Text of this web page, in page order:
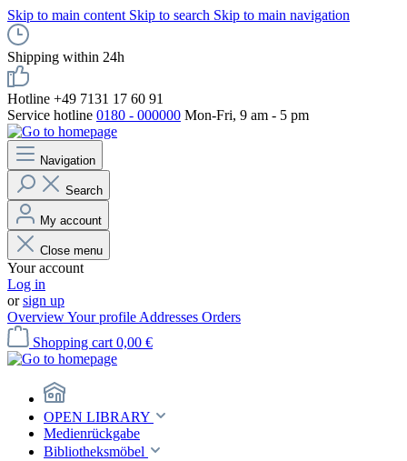
Skip to main content Skip to search Skip to main navigation
Shipping within 24h
Hotline +49 7131 17 60 91
Service hotline 0180 - 000000 Mon-Fri, 9 am - 5 pm
Navigation
Search
My account
Close menu
Your account
Log in
orsign up
OverviewYour profile Addresses Orders
Shopping cart 0,00 €
OPEN LIBRARY
Medienrückgabe
Bibliotheksmöbel